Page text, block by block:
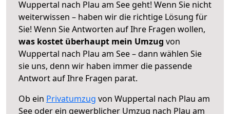
Wuppertal nach Plau am See geht! Wenn Sie nicht
weiterwissen – haben wir die richtige Lösung für
Sie! Wenn Sie Antworten auf Ihre Fragen wollen,
was kostet überhaupt mein Umzug von
Wuppertal nach Plau am See – dann wählen Sie
sie uns, denn wir haben immer die passende
Antwort auf Ihre Fragen parat.
Ob ein Privatumzug von Wuppertal nach Plau am
See oder ein gewerblicher Umzug nach Plau am